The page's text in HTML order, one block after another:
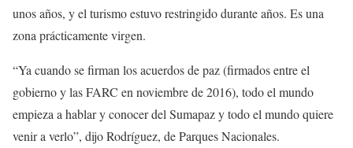
unos años, y el turismo estuvo restringido durante años. Es una
zona prácticamente virgen.
“Ya cuando se firman los acuerdos de paz (firmados entre el
gobierno y las FARC en noviembre de 2016), todo el mundo
empieza a hablar y conocer del Sumapaz y todo el mundo quiere
venir a verlo”, dijo Rodríguez, de Parques Nacionales.